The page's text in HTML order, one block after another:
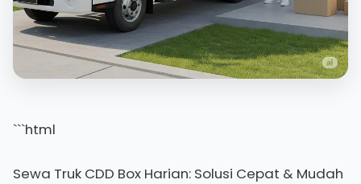
```html
Sewa Truk CDD Box Harian: Solusi Cepat & Mudah